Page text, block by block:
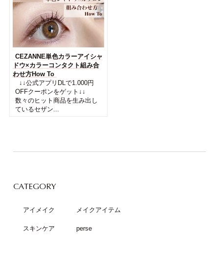
CEZANNE単色カラーアイシャ
ドウ×カラーコンタクト組み合
わせ方How To
↓↓公式アプリDLで1.000円
OFFクーポンをゲット↓↓
数々のヒット商品を生み出し
ているセザン...
CATEGORY
アイメイク メイクアイテム
スキンケア perse